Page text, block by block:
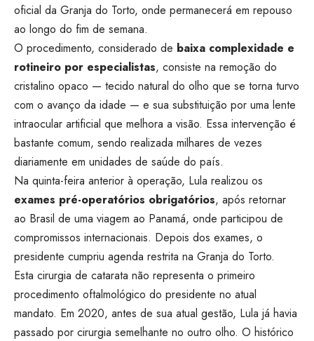
oficial da Granja do Torto, onde permanecerá em repouso
ao longo do fim de semana.
O procedimento, considerado de baixa complexidade e
rotineiro por especialistas, consiste na remoção do
cristalino opaco — tecido natural do olho que se torna turvo
com o avanço da idade — e sua substituição por uma lente
intraocular artificial que melhora a visão. Essa intervenção é
bastante comum, sendo realizada milhares de vezes
diariamente em unidades de saúde do país.
Na quinta-feira anterior à operação, Lula realizou os
exames pré-operatórios obrigatórios, após retornar
ao Brasil de uma viagem ao Panamá, onde participou de
compromissos internacionais. Depois dos exames, o
presidente cumpriu agenda restrita na Granja do Torto.
Esta cirurgia de catarata não representa o primeiro
procedimento oftalmológico do presidente no atual
mandato. Em 2020, antes de sua atual gestão, Lula já havia
passado por cirurgia semelhante no outro olho. O histórico